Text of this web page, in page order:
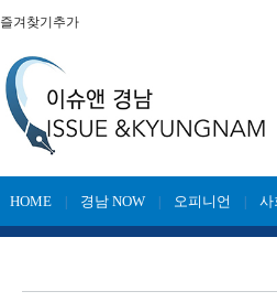
즐겨찾기추가
HOME 경남 NOW 오피니언 사